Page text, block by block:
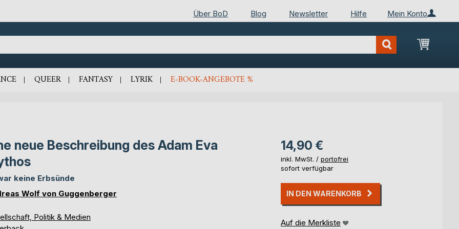
Mein Konto
Über BoD Blog Newsletter Hilfe
Mein
QUEER FANTASY LYRIK E-BOOK-ANGEBOTE %
neue Beschreibung des Adam Eva
keine Erbsünde
Wolf von Guggenberger
Politik & Medien
14,90 €
inkl. MwSt. / portofrei
sofort verfügbar
IN DEN WARENKORB
Auf die Merkliste